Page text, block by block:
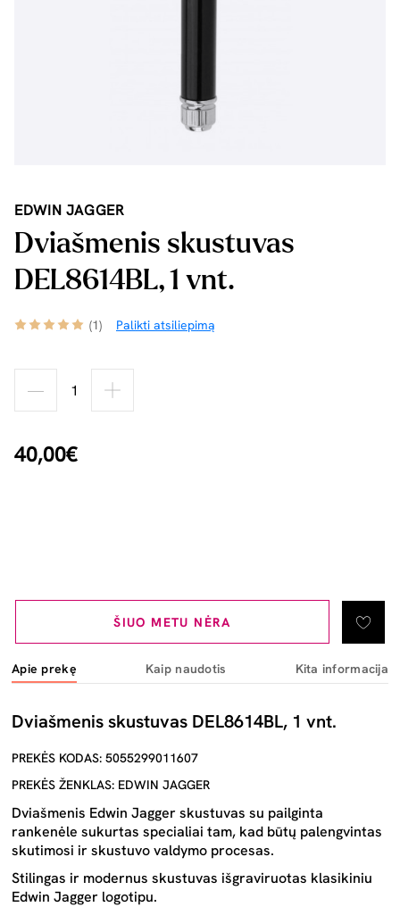
EDWIN JAGGER
Dviašmenis skustuvas
DEL8614BL, 1 vnt.
(1) Palikti atsiliepimą
40,00€
ŠIUO METU NĖRA
Apie prekę Kaip naudotis Kita informacija
Dviašmenis skustuvas DEL8614BL, 1 vnt.
PREKĖS KODAS: 5055299011607
PREKĖS ŽENKLAS: EDWIN JAGGER
Dviašmenis Edwin Jagger skustuvas su pailginta
rankenėle sukurtas specialiai tam, kad būtų palengvintas
skutimosi ir skustuvo valdymo procesas.
Stilingas ir modernus skustuvas išgraviruotas klasikiniu
Edwin Jagger logotipu.